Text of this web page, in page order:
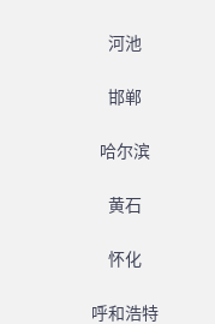
河池
邯郸
哈尔滨
黄石
怀化
呼和浩特